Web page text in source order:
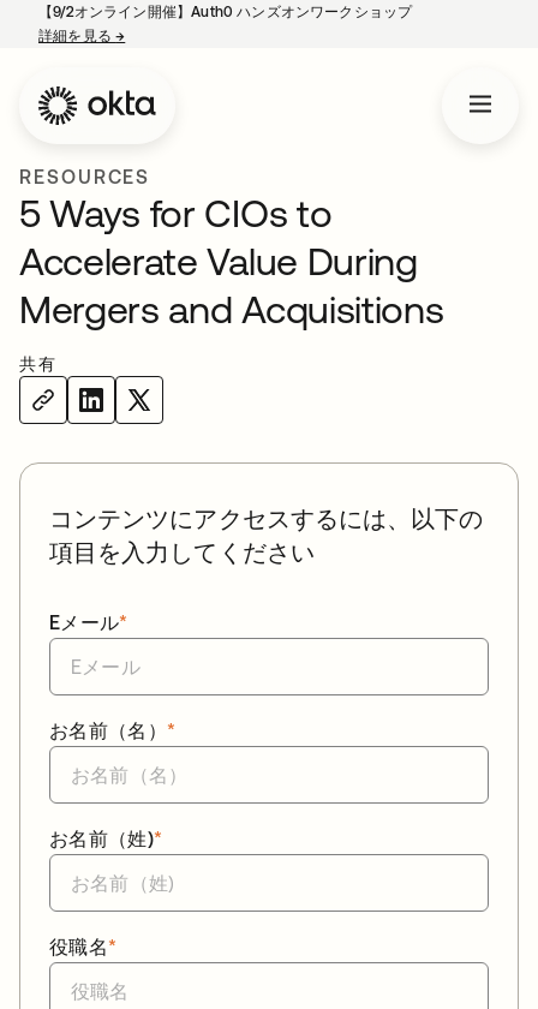
【9/2オンライン開催】Auth0 ハンズオンワークショップ
詳細を見る→
RESOURCES
5 Ways for CIOs to
Accelerate Value During
Mergers and Acquisitions
共有
コンテンツにアクセスするには、以下の
項目を入力してください
*
Eメール
*
お名前（名）
*
お名前（姓)
*
役職名